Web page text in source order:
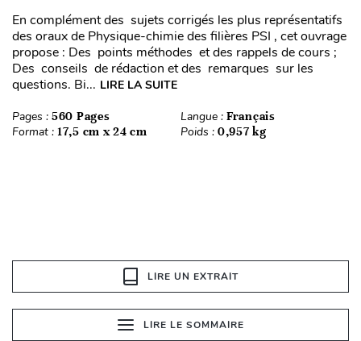
En complément des sujets corrigés les plus représentatifs
des oraux de Physique-chimie des filières PSI , cet ouvrage
propose : Des points méthodes et des rappels de cours ;
Des conseils de rédaction et des remarques sur les
questions. Bi... LIRE LA SUITE
Pages : 560 Pages Langue : Français
Format : 17,5 cm x 24 cm Poids : 0,957 kg
LIRE UN EXTRAIT
LIRE LE SOMMAIRE